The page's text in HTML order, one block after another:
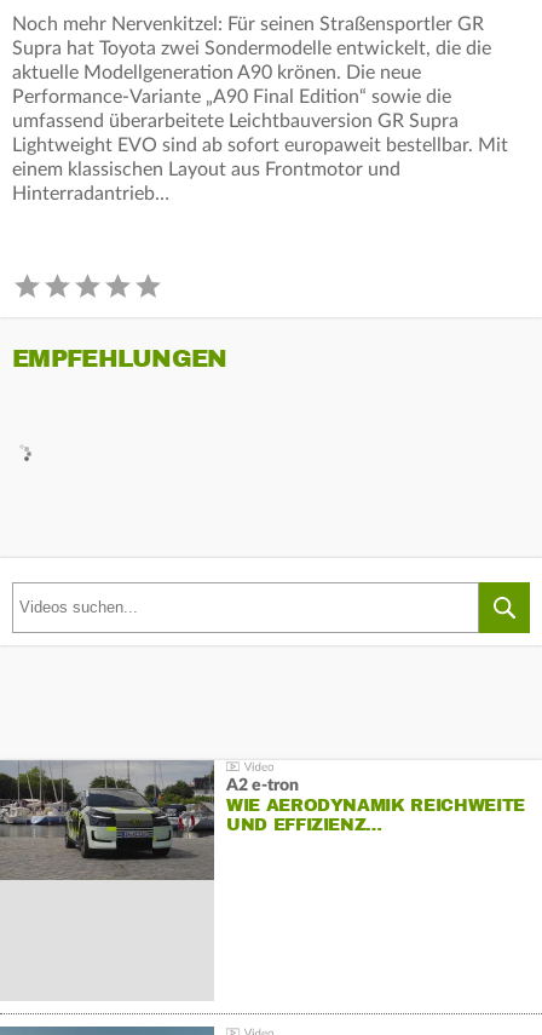
Noch mehr Nervenkitzel: Für seinen Straßensportler GR
Supra hat Toyota zwei Sondermodelle entwickelt, die die
aktuelle Modellgeneration A90 krönen. Die neue
Performance-Variante „A90 Final Edition“ sowie die
umfassend überarbeitete Leichtbauversion GR Supra
Lightweight EVO sind ab sofort europaweit bestellbar. Mit
einem klassischen Layout aus Frontmotor und
Hinterradantrieb…
EMPFEHLUNGEN
A2 e-tron
WIE AERODYNAMIK REICHWEITE
UND EFFIZIENZ…